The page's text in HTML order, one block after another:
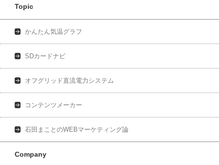
Topic
かんたん気温グラフ
SDカードナビ
オフグリッド直流電力システム
コンテンツメーカー
石田まことのWEBマーケティング論
Company